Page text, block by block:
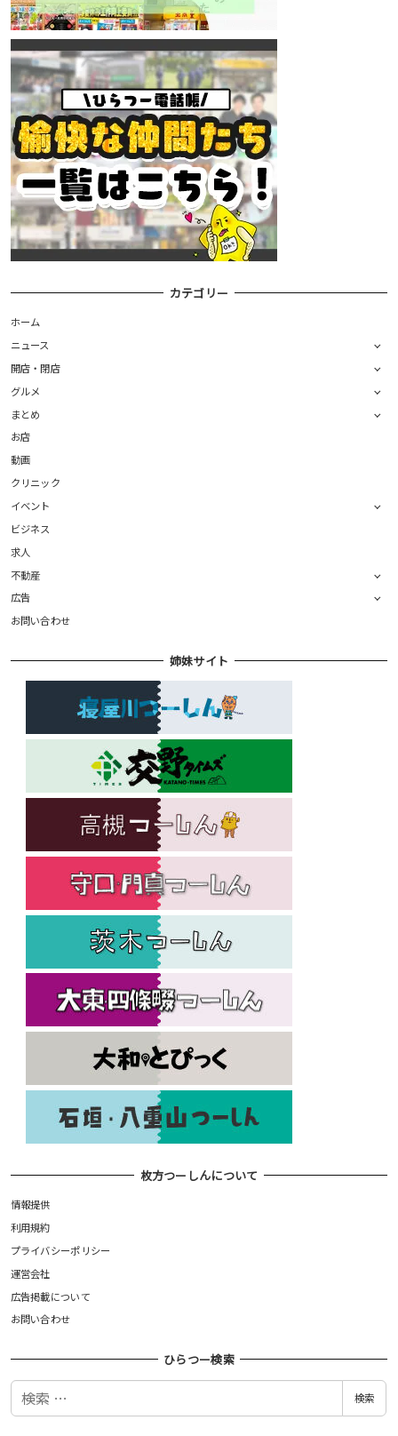
カテゴリー
ホーム
ニュース
開店・閉店
グルメ
まとめ
お店
動画
クリニック
イベント
ビジネス
求人
不動産
広告
お問い合わせ
姉妹サイト
枚方つーしんについて
情報提供
利用規約
プライバシーポリシー
運営会社
広告掲載について
お問い合わせ
ひらつー検索
検
検索